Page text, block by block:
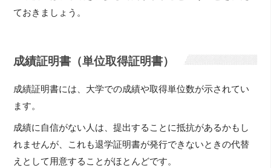
ておきましょう。
成績証明書（単位取得証明書）
成績証明書には、大学での成績や取得単位数が示されてい
ます。
成績に自信がない人は、提出することに抵抗があるかもし
れませんが、これも退学証明書が発行できないときの代替
えとして用意することがほとんどです。